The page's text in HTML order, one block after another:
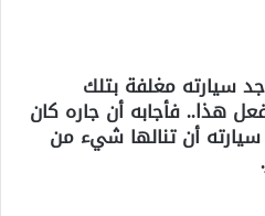
سيارته مغلفة بتلك
هذا.. فأجابه أن جاره كان
أن تنالها شيء من